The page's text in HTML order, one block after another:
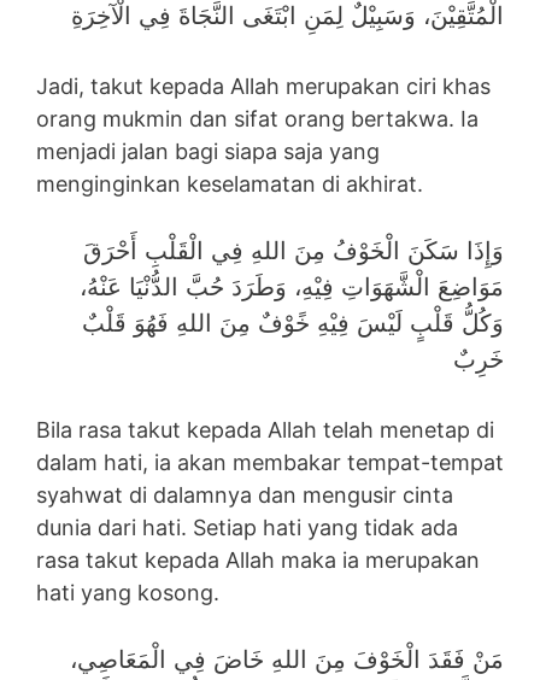
الْمُتَّقِيْنَ، وَسَبِيْلٌ لِمَنِ ابْتَغَى النَّجَاةَ فِي الْآخِرَةِ
Jadi, takut kepada Allah merupakan ciri khas
orang mukmin dan sifat orang bertakwa. Ia
menjadi jalan bagi siapa saja yang
menginginkan keselamatan di akhirat.
وَإِذَا سَكَنَ الْخَوْفُ مِنَ اللهِ فِي الْقَلْبِ أَحْرَقَ
مَوَاضِعَ الْشَّهَوَاتِ فِيْهِ، وَطَرَدَ حُبَّ الدُّنْيَا عَنْهُ،
وَكُلُّ قَلْبٍ لَيْسَ فِيْهِ خًوْفٌ مِنَ اللهِ فَهُوَ قَلْبٌ
خَرِبٌ
Bila rasa takut kepada Allah telah menetap di
dalam hati, ia akan membakar tempat-tempat
syahwat di dalamnya dan mengusir cinta
dunia dari hati. Setiap hati yang tidak ada
rasa takut kepada Allah maka ia merupakan
hati yang kosong.
مَنْ فَقَدَ الْخَوْفَ مِنَ اللهِ خَاضَ فِي الْمَعَاصِي،